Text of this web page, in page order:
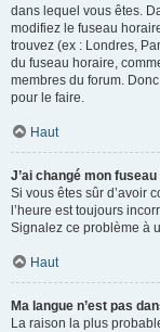
dans lequel vous êtes.
modifiez le fuseau
trouvez (ex : Londres,
du fuseau horaire,
membres du forum.
pour le faire.
Haut
J’ai changé mon
Si vous êtes sûr d’avoir
l’heure est toujours
Signalez ce problème à
Haut
Ma langue n’est pas
La raison la plus